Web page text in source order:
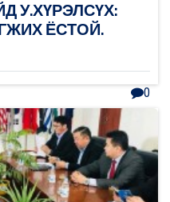
У.ХҮРЭЛСҮХ:
ЁСТОЙ.
0